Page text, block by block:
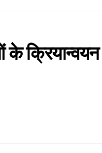
के